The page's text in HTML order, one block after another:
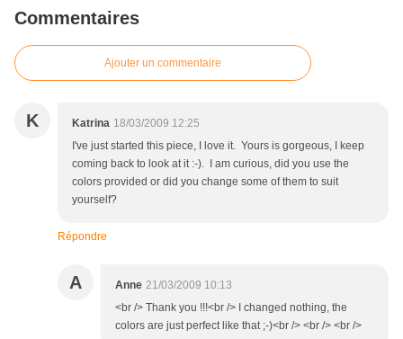
Commentaires
Ajouter un commentaire
K Katrina 18/03/2009 12:25
I've just started this piece, I love it. Yours is gorgeous, I keep
coming back to look at it :-). I am curious, did you use the
colors provided or did you change some of them to suit
yourself?
Répondre
A Anne 21/03/2009 10:13
<br /> Thank you !!!<br /> I changed nothing, the
colors are just perfect like that ;-)<br /> <br /> <br />